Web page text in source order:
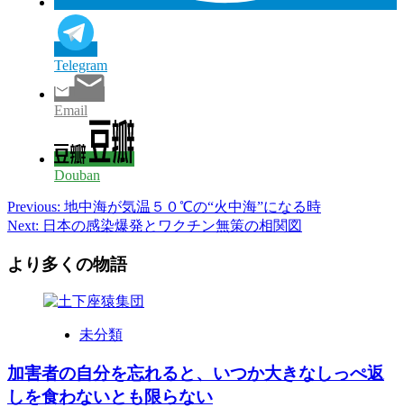
Telegram
Email
Douban
Post
navigation
Previous: 地中海が気温５０℃の“火中海”になる時
Next: 日本の感染爆発とワクチン無策の相関図
より多くの物語
未分類
加害者の自分を忘れると、いつか大きなしっぺ返
しを食わないとも限らない